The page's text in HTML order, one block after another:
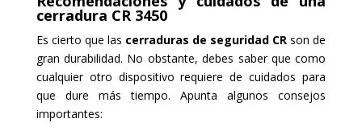
cerradura CR 3450
Es cierto que las cerraduras de seguridad CR son de
gran durabilidad. No obstante, debes saber que como
cualquier otro dispositivo requiere de cuidados para
que dure más tiempo. Apunta algunos consejos
importantes: